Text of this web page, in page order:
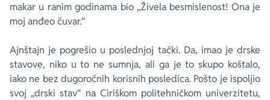
makar u ranim godinama bio „Živela besmislenost! Ona je
moj anđeo čuvar.“
Ajnštajn je pogrešio u poslednjoj tački. Da, imao je drske
stavove, niko u to ne sumnja, ali ga je to skupo koštalo,
iako ne bez dugoročnih korisnih posledica. Pošto je ispoljio
svoj „drski stav“ na Ciriškom politehničkom univerzitetu,